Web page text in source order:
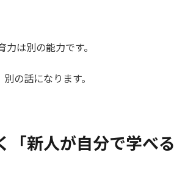
は別の能力です。
の話になります。
「新人が自分で学べ